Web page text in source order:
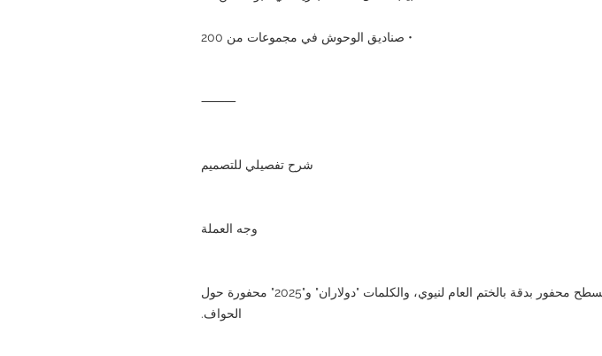
• صناديق الوحوش في مجموعات من 200
⸻
شرح تفصيلي للتصميم
وجه العملة
السطح محفور بدقة بالختم العام لنيوي، والكلمات "دولاران" و"2025" محفورة حول
الحواف.